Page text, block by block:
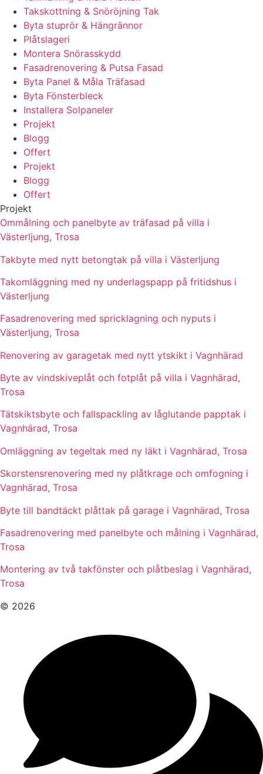
Takskottning & Snöröjning Tak
Byta stuprör & Hängrännor
Plåtslageri
Montera Snörasskydd
Fasadrenovering & Putsa Fasad
Byta Panel & Måla Träfasad
Byta Fönsterbleck
Installera Solpaneler
Projekt
Blogg
Offert
Projekt
Blogg
Offert
Projekt
Ommålning och panelbyte av träfasad på villa i
Västerljung, Trosa
Takbyte med nytt betongtak på villa i Västerljung
Takomläggning med ny underlagspapp på fritidshus i
Västerljung
Fasadrenovering med spricklagning och nyputs i
Västerljung, Trosa
Renovering av garagetak med nytt ytskikt i Vagnhärad
Byte av vindskiveplåt och fotplåt på villa i Vagnhärad,
Trosa
Tätskiktsbyte och fallspackling av låglutande papptak i
Vagnhärad, Trosa
Omläggning av tegeltak med ny läkt i Vagnhärad, Trosa
Skorstensrenovering med ny plåtkrage och omfogning i
Vagnhärad, Trosa
Byte till bandtäckt plåttak på garage i Vagnhärad, Trosa
Fasadrenovering med panelbyte och målning i Vagnhärad,
Trosa
Montering av två takfönster och plåtbeslag i Vagnhärad,
Trosa
© 2026